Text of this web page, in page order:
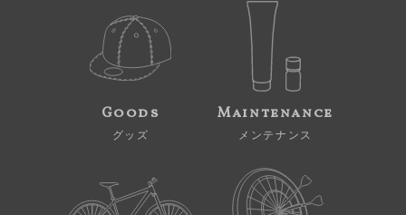
Goods
グッズ
Maintenance
メンテナンス